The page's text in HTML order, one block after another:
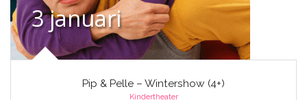
Pip & Pelle – Wintershow (4+)
Kindertheater
3 januari